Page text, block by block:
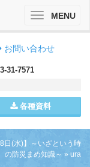
お問い合わせ
31-7571
各種資料
ToggleMENU
日(水)】～いざという時
の防災まめ知識～ » ura